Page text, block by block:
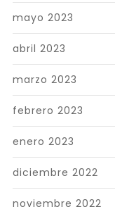
mayo 2023
abril 2023
marzo 2023
febrero 2023
enero 2023
diciembre 2022
noviembre 2022